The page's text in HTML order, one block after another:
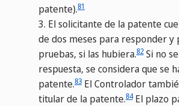
patente).81
3. El solicitante de la patente
de dos meses para responder
pruebas, si las hubiera.82 Si no
respuesta, se considera que se
patente.83 El Controlador
titular de la patente.84El plazo